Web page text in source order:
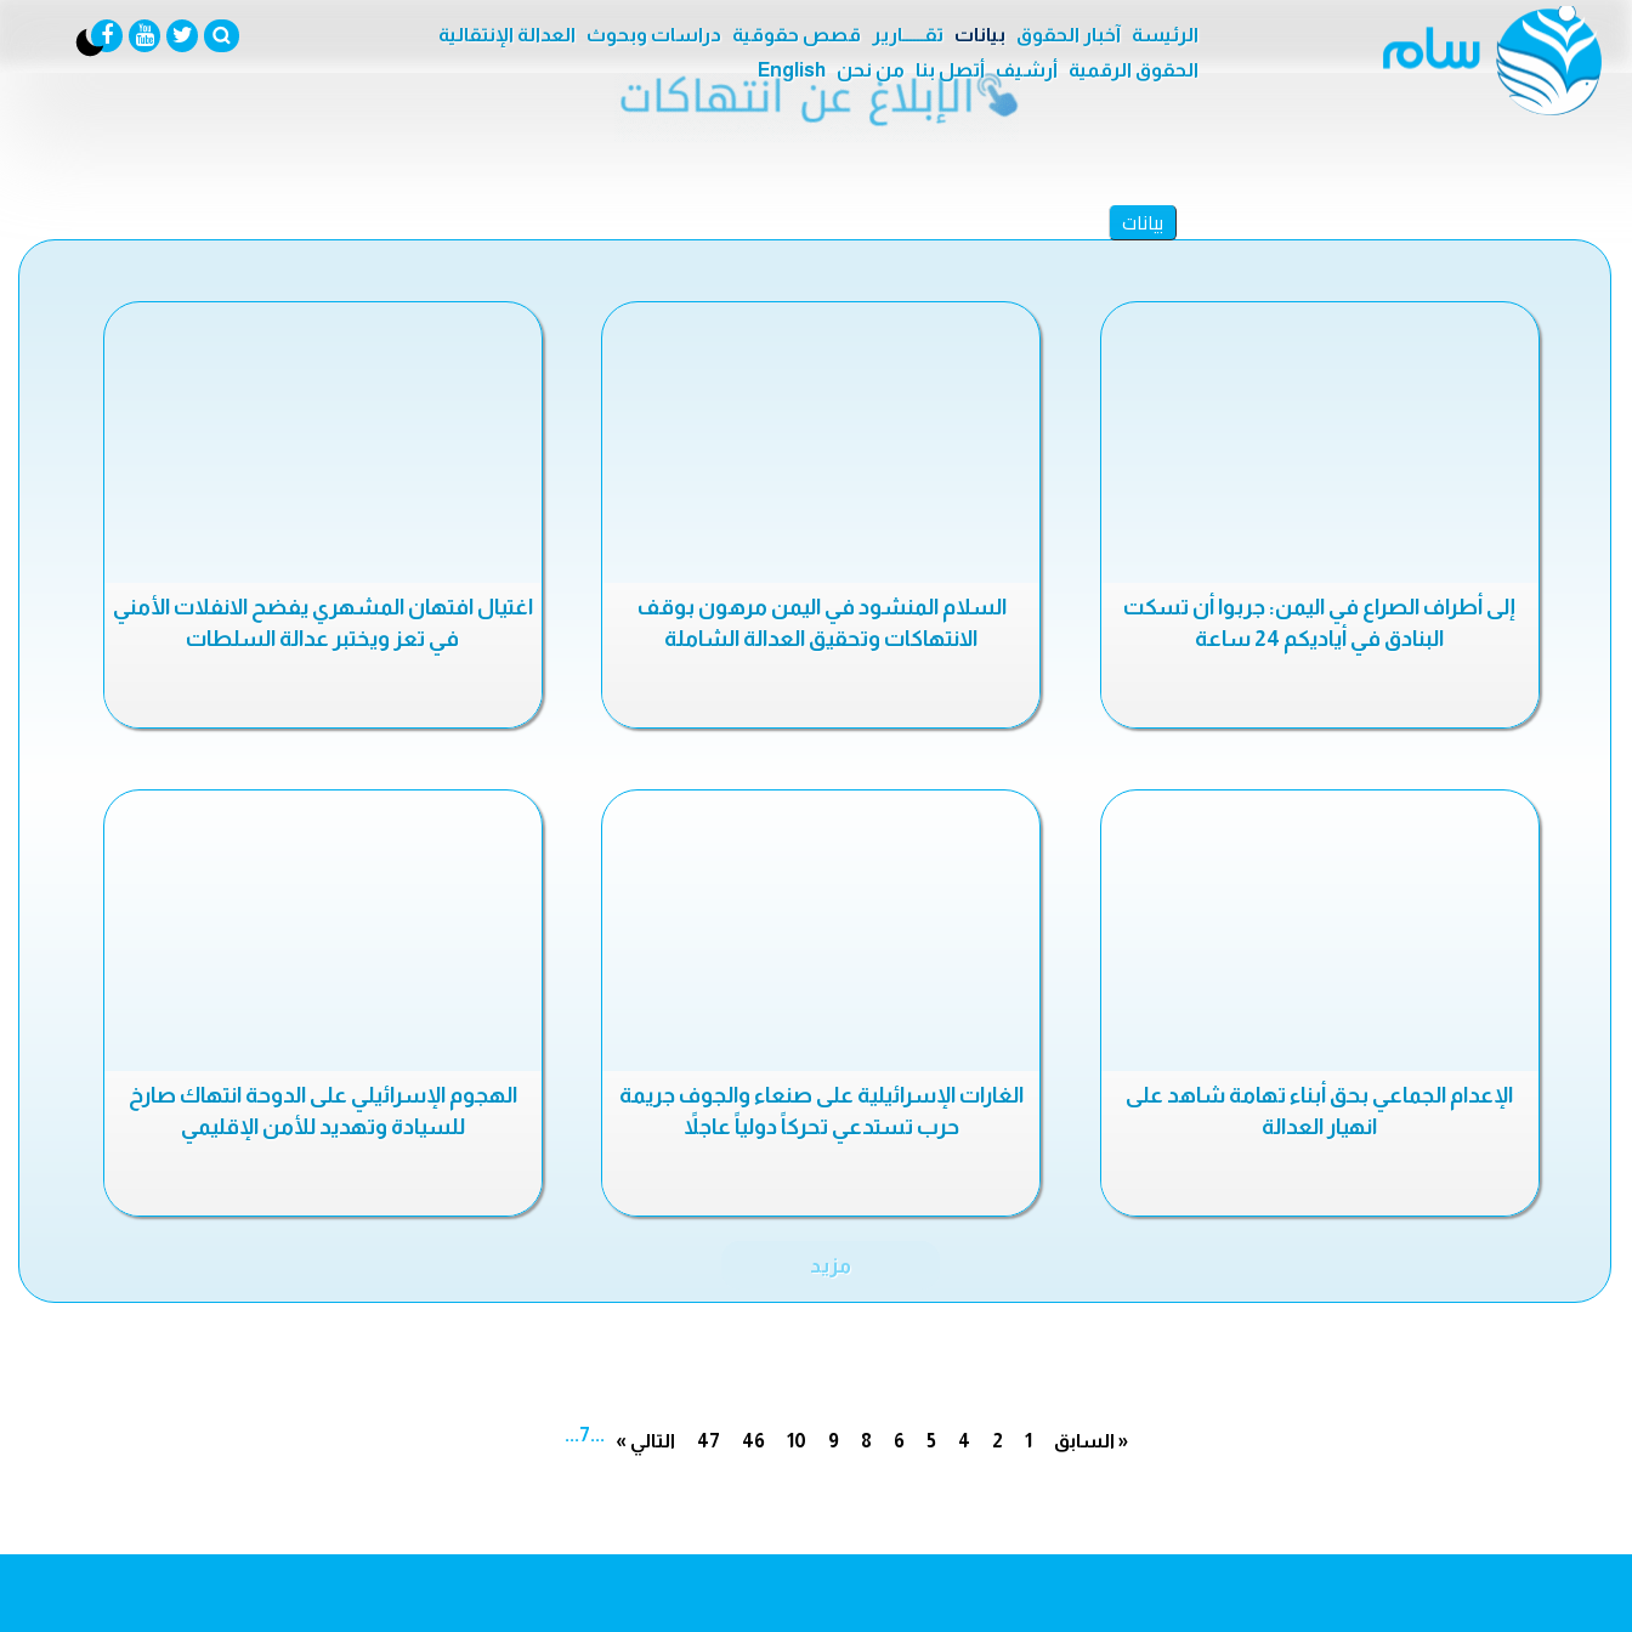
الرئيسة آخبار الحقوق بيانات تقــــــارير قصص حقوقية دراسات وبحوث
العدالة الإنتقالية
الحقوق الرقمية
أرشيف أتصل بنا من نحن English
بيانات
إلى أطراف الصراع في اليمن: جربوا أن تسكت
البنادق في أياديكم 24 ساعة
السلام المنشود في اليمن مرهون بوقف
الانتهاكات وتحقيق العدالة الشاملة
اغتيال افتهان المشهري يفضح الانفلات الأمني
في تعز ويختبر عدالة السلطات
الإعدام الجماعي بحق أبناء تهامة شاهد على
انهيار العدالة
الغارات الإسرائيلية على صنعاء والجوف جريمة
حرب تستدعي تحركاً دولياً عاجلاً
الهجوم الإسرائيلي على الدوحة انتهاك صارخ
للسيادة وتهديد للأمن الإقليمي
مزيد
« السابق 1
2
... 4
5
6
7 8
9
10
... 46
47 التالي »